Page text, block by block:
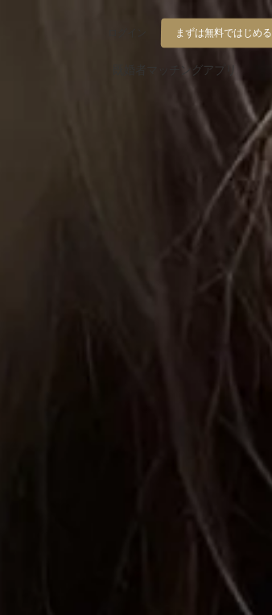
まずは無料ではじめる
既婚者マッチングアプリ